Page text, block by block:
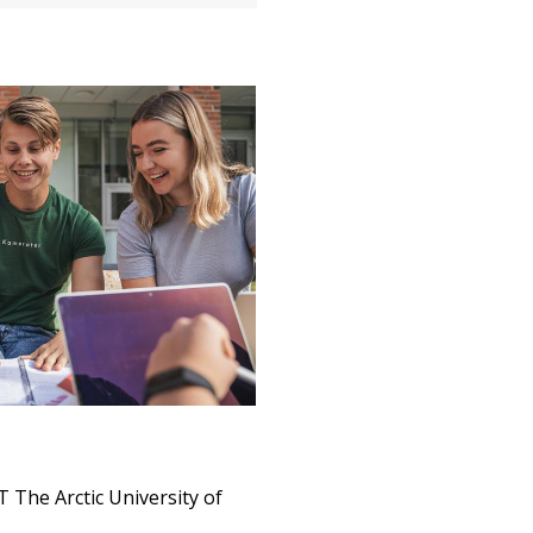
The Arctic University of